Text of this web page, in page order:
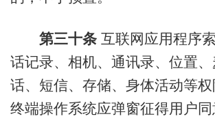
第三十条互联网应用程序
话记录、相机、通讯录、位置
话、短信、存储、身体活动等
终端操作系统应弹窗征得用户